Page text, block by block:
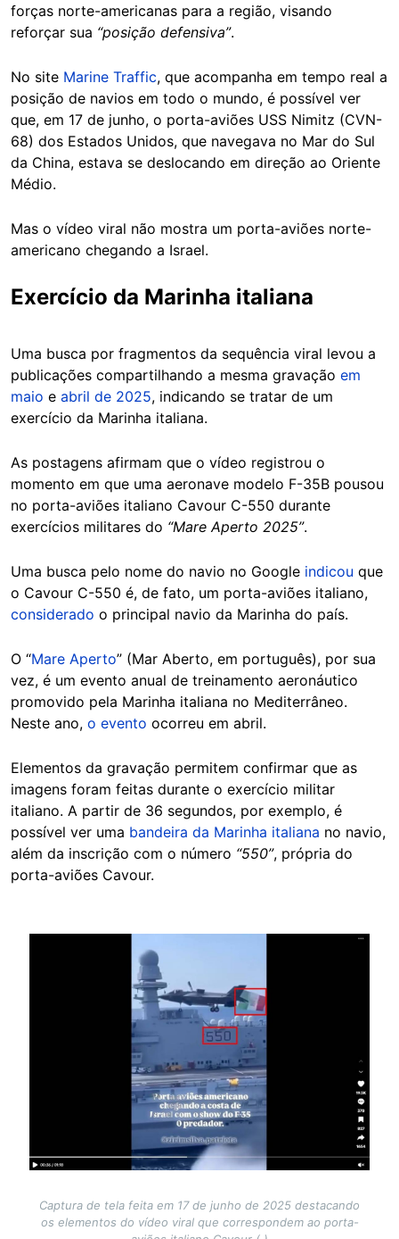
forças norte-americanas para a região, visando
reforçar sua “posição defensiva”.
No site Marine Traffic, que acompanha em tempo real a
posição de navios em todo o mundo, é possível ver
que, em 17 de junho, o porta-aviões USS Nimitz (CVN-
68) dos Estados Unidos, que navegava no Mar do Sul
da China, estava se deslocando em direção ao Oriente
Médio.
Mas o vídeo viral não mostra um porta-aviões norte-
americano chegando a Israel.
Exercício da Marinha italiana
Uma busca por fragmentos da sequência viral levou a
publicações compartilhando a mesma gravação em
maio e abril de 2025, indicando se tratar de um
exercício da Marinha italiana.
As postagens afirmam que o vídeo registrou o
momento em que uma aeronave modelo F-35B pousou
no porta-aviões italiano Cavour C-550 durante
exercícios militares do “Mare Aperto 2025”.
Uma busca pelo nome do navio no Google indicou que
o Cavour C-550 é, de fato, um porta-aviões italiano,
considerado o principal navio da Marinha do país.
O “Mare Aperto” (Mar Aberto, em português), por sua
vez, é um evento anual de treinamento aeronáutico
promovido pela Marinha italiana no Mediterrâneo.
Neste ano, o evento ocorreu em abril.
Elementos da gravação permitem confirmar que as
imagens foram feitas durante o exercício militar
italiano. A partir de 36 segundos, por exemplo, é
possível ver uma bandeira da Marinha italiana no navio,
além da inscrição com o número “550”, própria do
porta-aviões Cavour.
Captura de tela feita em 17 de junho de 2025 destacando
os elementos do vídeo viral que correspondem ao porta-